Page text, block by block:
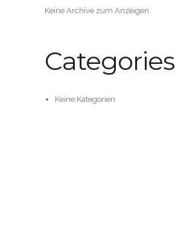
Keine Archive zum Anzeigen.
Categories
Keine Kategorien